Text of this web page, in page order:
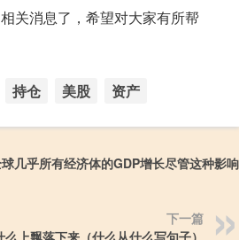
关消息了，希望对大家有所帮
持仓 美股 资产
几乎所有经济体的GDP增长尽管这种影
下一篇
么上飘落下来（什么从什么写句子）